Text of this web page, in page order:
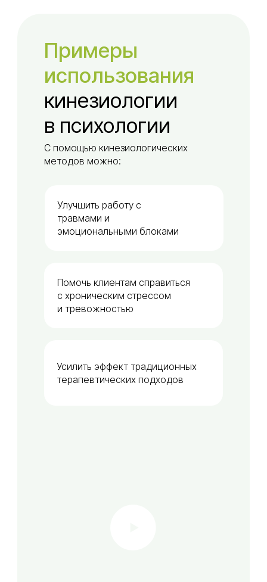
С помощью кинезиологических
методов можно:
Улучшить работу с
травмами и
эмоциональными блоками
Усилить эффект традиционных
терапевтических подходов
Примеры
использования
кинезиологии
в психологии
Помочь клиентам справиться
с хроническим стрессом
и тревожностью